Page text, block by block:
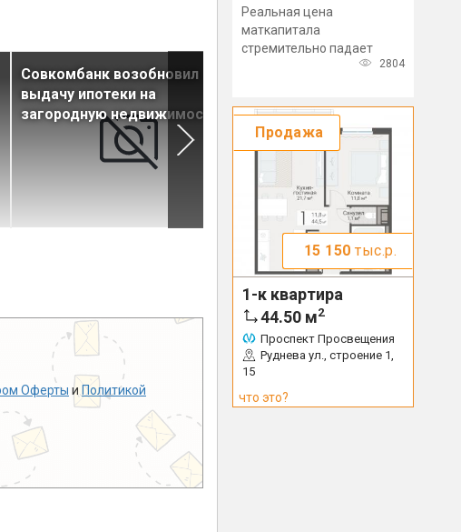
Совкомбанк возобновил
выдачу ипотеки на
загородную недвижимость
обновленную IТ-ипотеку
Оферты и Политикой
Реальная цена
маткапитала
стремительно падает
2804
Продажа
15 150 тыс.р.
1-к квартира
44.50 м2
Проспект Просвещения
Руднева ул., строение 1,
15
что это?